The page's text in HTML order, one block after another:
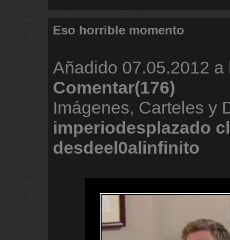
Eso horrible momento
Añadido 07.05.2012 a
Comentar(176)
Imágenes, Carteles y
imperiodesplazado
desdeel0alinfinito